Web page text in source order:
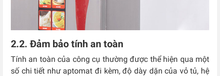
2.2. Đảm bảo tính an toàn
Tính an toàn của công cụ thường được thể hiện qua một
số chi tiết như aptomat đi kèm, độ dày dặn của vỏ tủ, hệ